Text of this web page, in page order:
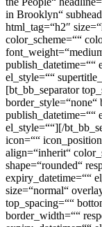
in Brooklyn“ subheadline=“22 AUGUST BROOKLYN, NY“ html_tag=“h2″ size=“huge“ align=“inherit“ dash=“bottom“ color_scheme=““ color=““ font=“inherit“ font_size=““ font_weight=“medium“ url=““ target=“_self“ responsive=““ publish_datetime=““ expiry_datetime=““ el_id=““ el_class=““ el_style=““ supertitle_position=““][/bt_bb_headline][bt_bb_separator top_spacing=““ bottom_spacing=“normal“ border_style=“none“ border_width=““ responsive=““ publish_datetime=““ expiry_datetime=““ el_id=““ el_class=““ el_style=““][/bt_bb_separator][bt_bb_button text=“Past Events“ icon=““ icon_position=“left“ url=“events“ target=“_self“ align=“inherit“ color_scheme=“dark-alternate-skin“ width=“inline“ shape=“rounded“ responsive=““ publish_datetime=““ expiry_datetime=““ el_id=““ el_class=““ el_style=““ style=“outline“ size=“normal“ overlay_close=““][/bt_bb_button][bt_bb_separator top_spacing=““ bottom_spacing=“medium“ border_style=“none“ border_width=““ responsive=““ publish_datetime=““ expiry_datetime=““ el_id=““ el_class=““ el_style=““][/bt_bb_separator][/bt_bb_column][/bt_bb_row][bt_bb_row shape=““ column_gap=““ negative_margin=““ shadow=““ border=““ background_color=““ color_scheme=““ responsive=““ publish_datetime=““ expiry_datetime=““ el_id=““ el_class=““ el_style=““][bt_bb_column shape=“inherit“ width=“1/1″ align=“center“ vertical_align=“top“ animation=“fade_in“ background_image=““ inner_background_image=““ background_color=““ inner_background_color=““ opacity=““ responsive=““ publish_datetime=““ expiry_datetime=““ el_id=““ el_class=““ el_style=““ padding=“normal“ shadow=““ color_scheme=““][bt_bb_content_slider arrows_size=“normal“ pause_on_hover=“no“ height=“keep-height“ animation=“slide“ show_dots=“below“ slides_to_show=“6″ gap=“normal“ auto_play=“3000″ responsive=““ publish_datetime=““ expiry_datetime=““ el_id=““ el_class=““ el_style=““ arrow_style=“borderless“][bt_bb_content_slider_item image=““ background_overlay=““ image_size=“full“ responsive=““ publish_datetime=““ expiry_datetime=““ el_id=““ el_class=““ el_style=““][bt_bb_masonry_image_grid img_base_size=“large“ lightbox_img_base_size=“full“ images=“1188″ columns=“1″ gap=“no_gap“ format=““ no_lightbox=““ responsive=““ publish_datetime=““ expiry_datetime=““ el_id=““ el_class=““ el_style=““ image_style=“border“][/bt_bb_masonry_image_grid][bt_bb_separator top_spacing=““ bottom_spacing=“normal“ border_style=“none“ border_width=““ responsive=““ publish_datetime=““ expiry_datetime=““ el_id=““ el_class=““ el_style=““][/bt_bb_separator][/bt_bb_content_slider_item][bt_bb_content_slider_item image=““ background_overlay=““ image_size=“full“ responsive=““ publish_datetime=““ expiry_datetime=““ el_id=““ el_class=““ el_style=““][bt_bb_masonry_image_grid img_base_size=“large“ lightbox_img_base_size=“full“ images=“1187″ columns=“1″ gap=“no_gap“ format=““ no_lightbox=““ responsive=““ publish_datetime=““ expiry_datetime=““ el_id=““ el_class=““ el_style=““ image_style=“border“][/bt_bb_masonry_image_grid][bt_bb_separator top_spacing=““ bottom_spacing=“normal“ border_style=“none“ border_width=““ responsive=““ publish_datetime=““ expiry_datetime=““ el_id=““ el_class=““ el_style=““][/bt_bb_separator][/bt_bb_content_slider_item][bt_bb_content_slider_item image=““ background_overlay=““ image_size=“full“ responsive=““ publish_datetime=““ expiry_datetime=““ el_id=““ el_class=““